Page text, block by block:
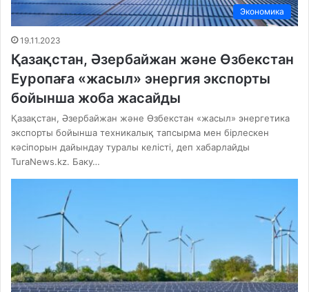
Экономика
19.11.2023
Қазақстан, Әзербайжан және Өзбекстан
Еуропаға «жасыл» энергия экспорты
бойынша жоба жасайды
Қазақстан, Әзербайжан және Өзбекстан «жасыл» энергетика
экспорты бойынша техникалық тапсырма мен бірлескен
кәсіпорын дайындау туралы келісті, деп хабарлайды
TuraNews.kz. Баку…